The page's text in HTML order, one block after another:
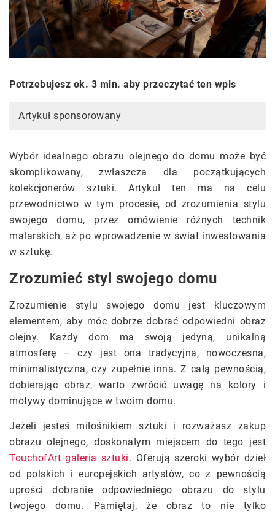
Potrzebujesz ok. 3 min. aby przeczytać ten wpis
Artykuł sponsorowany
Wybór idealnego obrazu olejnego do domu może być
skomplikowany, zwłaszcza dla początkujących
kolekcjonerów sztuki. Artykuł ten ma na celu
przewodnictwo w tym procesie, od zrozumienia stylu
swojego domu, przez omówienie różnych technik
malarskich, aż po wprowadzenie w świat inwestowania
w sztukę.
Zrozumieć styl swojego domu
Zrozumienie stylu swojego domu jest kluczowym
elementem, aby móc dobrze dobrać odpowiedni obraz
olejny. Każdy dom ma swoją jedyną, unikalną
atmosferę – czy jest ona tradycyjna, nowoczesna,
minimalistyczna, czy zupełnie inna. Z całą pewnością,
dobierając obraz, warto zwrócić uwagę na kolory i
motywy dominujące w twoim domu.
Jeżeli jesteś miłośnikiem sztuki i rozważasz zakup
obrazu olejnego, doskonałym miejscem do tego jest
TouchofArt galeria sztuki. Oferują szeroki wybór dzieł
od polskich i europejskich artystów, co z pewnością
uprości dobranie odpowiedniego obrazu do stylu
twojego domu. Pamiętaj, że obraz to nie tylko